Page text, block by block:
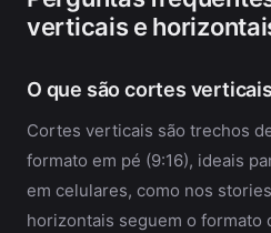
verticais e
O que são cortes
Cortes verticais são trechos
formato em pé (9:16), ideais
em celulares, como nos
horizontais seguem o formato